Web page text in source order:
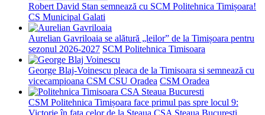
Robert David Stan semnează cu SCM Politehnica Timișoara!
CS Municipal Galati
Aurelian Gavriloaia se alătură „leilor” de la Timișoara pentru
sezonul 2026-2027 SCM Politehnica Timisoara
George Blaj-Voinescu pleaca de la Timisoara si semnează cu
vicecampioana CSM CSU Oradea CSM Oradea
CSM Politehnica Timișoara face primul pas spre locul 9:
Victorie în fața celor de la Steaua CSA Steaua Bucuresti